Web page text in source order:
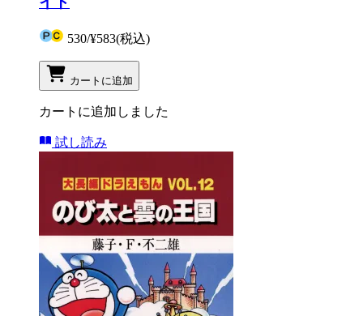
530/¥583(税込)
カートに追加
カートに追加しました
試し読み